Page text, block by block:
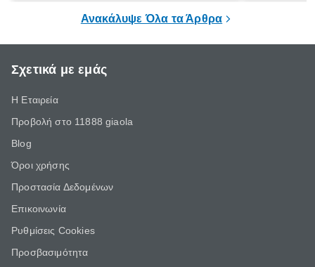
Ανακάλυψε Όλα τα Άρθρα
Σχετικά με εμάς
Η Εταιρεία
Προβολή στο 11888 giaola
Blog
Όροι χρήσης
Προστασία Δεδομένων
Επικοινωνία
Ρυθμίσεις Cookies
Προσβασιμότητα